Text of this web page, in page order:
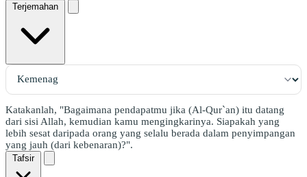
Terjemahan
Katakanlah, "Bagaimana pendapatmu jika (Al-Qur`an) itu datang
dari sisi Allah, kemudian kamu mengingkarinya. Siapakah yang
lebih sesat daripada orang yang selalu berada dalam penyimpangan
yang jauh (dari kebenaran)?".
Tafsir